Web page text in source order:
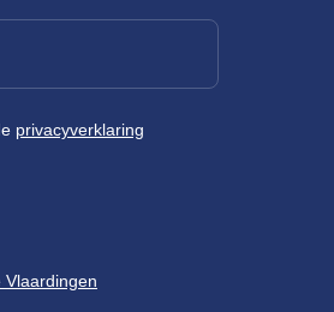
privacyverklaring
Vlaardingen